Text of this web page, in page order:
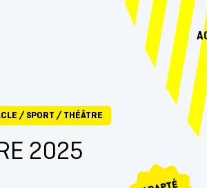
/ SPORT / THÉÂTRE
2025